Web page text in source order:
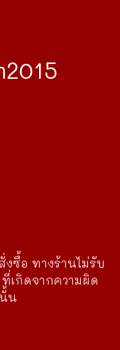
ซื้อ ทางร้านไม่รับ
เกิดจากความผิด
น